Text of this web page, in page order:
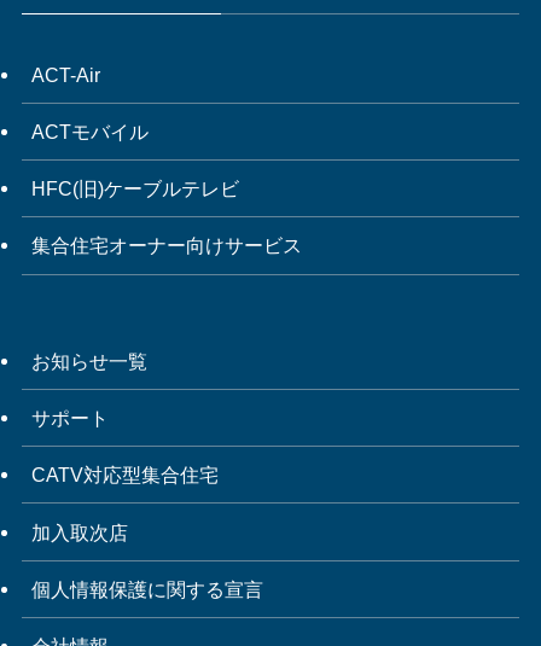
ACT-Air
ACTモバイル
HFC(旧)ケーブルテレビ
集合住宅オーナー向けサービス
お知らせ一覧
サポート
CATV対応型集合住宅
加入取次店
個人情報保護に関する宣言